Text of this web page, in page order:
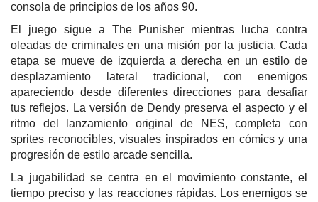
consola de principios de los años 90.
El juego sigue a The Punisher mientras lucha contra
oleadas de criminales en una misión por la justicia. Cada
etapa se mueve de izquierda a derecha en un estilo de
desplazamiento lateral tradicional, con enemigos
apareciendo desde diferentes direcciones para desafiar
tus reflejos. La versión de Dendy preserva el aspecto y el
ritmo del lanzamiento original de NES, completa con
sprites reconocibles, visuales inspirados en cómics y una
progresión de estilo arcade sencilla.
La jugabilidad se centra en el movimiento constante, el
tiempo preciso y las reacciones rápidas. Los enemigos se